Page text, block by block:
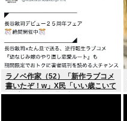
ラノベ作家（52）「新作ラブコメ
書いたぞ！w」X民「いい歳こいて
ラブコメ（笑）恥ずかしくない